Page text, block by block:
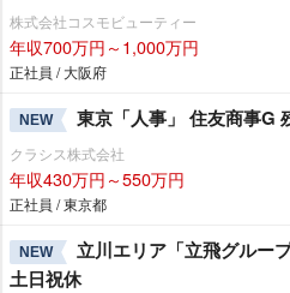
株式会社コスモビューティー
年収700万円～1,000万円
正社員 / 大阪府
NEW 東京「人事」 住友商事G
クラシス株式会社
年収430万円～550万円
正社員 / 東京都
NEW
立川エリア「立飛グルー
土日祝休